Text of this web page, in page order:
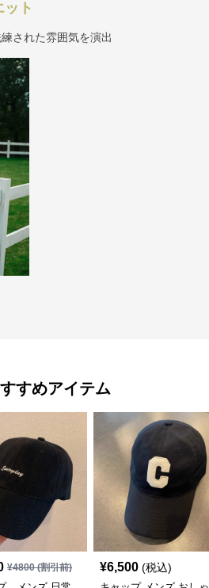
ト
された雰囲気を演出
すめアイテム
¥4800(割引前) ¥6,500 (税込)